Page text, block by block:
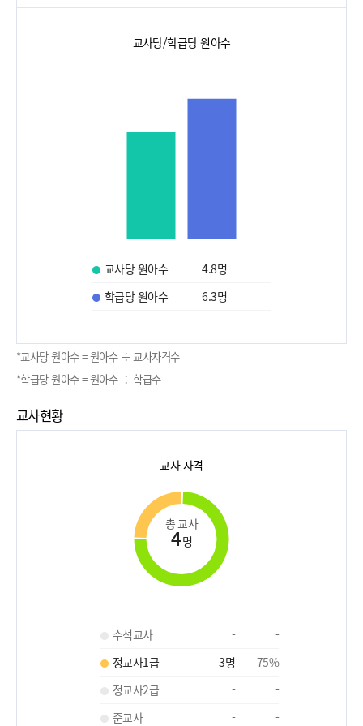
교사당/학급당 원아수
교사당 원아수 4.8명
학급당 원아수
6.3명
*교사당 원아수 = 원아수 ÷ 교사자격수
*학급당 원아수 = 원아수 ÷ 학급수
교사현황
교사 자격
총 교사
4명
수석교사 -
-
정교사1급
3명 75%
정교사2급
-
-
준교사
-
-